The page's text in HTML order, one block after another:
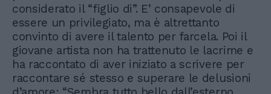
considerato il “figlio di”. E’ consapevole di
essere un privilegiato, ma è altrettanto
convinto di avere il talento per farcela. Poi il
giovane artista non ha trattenuto le lacrime e
ha raccontato di aver iniziato a scrivere per
raccontare sé stesso e superare le delusioni